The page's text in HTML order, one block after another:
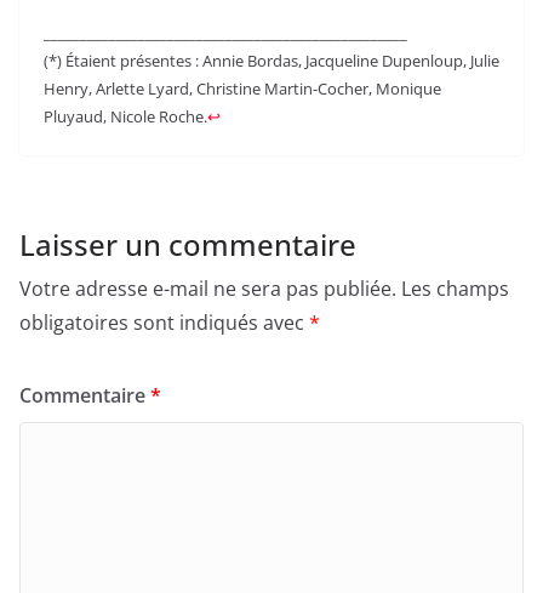
(*) Étaient présentes : Annie Bordas, Jacqueline Dupenloup, Julie
Henry, Arlette Lyard, Christine Martin-Cocher, Monique
Pluyaud, Nicole Roche.↩︎
Laisser un commentaire
Votre adresse e-mail ne sera pas publiée. Les champs
obligatoires sont indiqués avec *
Commentaire*